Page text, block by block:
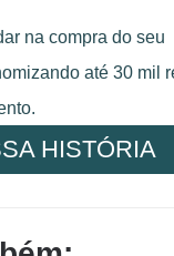
na compra do seu
até 30 mil
HISTÓRIA